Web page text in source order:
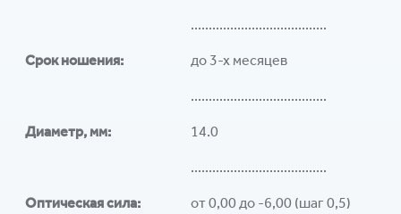
......................................
Срок ношения: до 3-х месяцев
......................................
Диаметр, мм: 14.0
......................................
Оптическая сила: от 0,00 до -6,00 (шаг 0,5)